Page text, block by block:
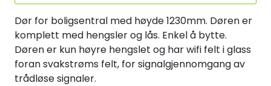
Dør for boligsentral med høyde 1230mm. Døren er
komplett med hengsler og lås. Enkel å bytte.
Døren er kun høyre hengslet og har wifi felt i glass
foran svakstrøms felt, for signalgjennomgang av
trådløse signaler.